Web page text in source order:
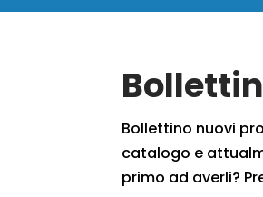
Bollettino nuovi
catalogo e
primo ad averli?